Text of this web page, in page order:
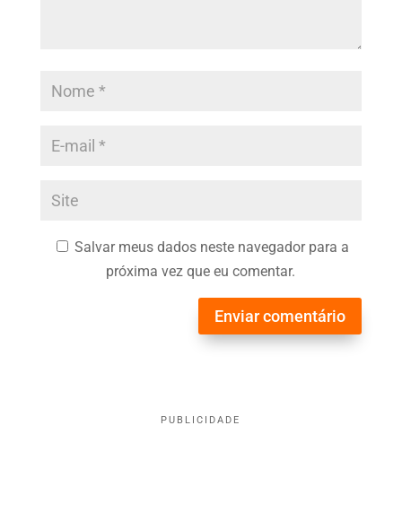
Salvar meus dados neste navegador para a
próxima vez que eu comentar.
Enviar comentário
PUBLICIDADE